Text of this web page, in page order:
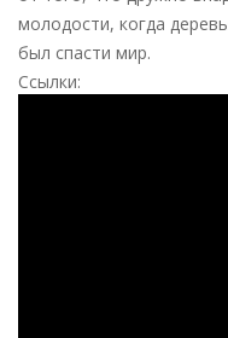
молодости, когда
был спасти мир.
Ссылки: